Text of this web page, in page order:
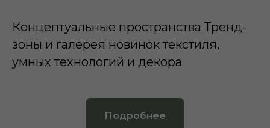
Концептуальные пространства Тренд-
зоны и галерея новинок текстиля,
умных технологий и декора
Подробнее